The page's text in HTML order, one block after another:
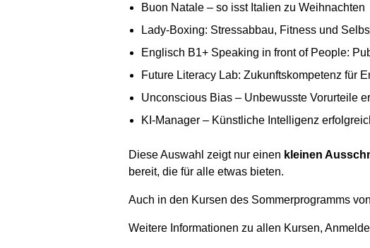
Buon Natale – so isst Italien zu Weihnachten
Lady-Boxing: Stressabbau, Fitness und
Englisch B1+ Speaking in front of People:
Future Literacy Lab: Zukunftskompetenz für
Unconscious Bias – Unbewusste Vorurteile
KI-Manager – Künstliche Intelligenz
Diese Auswahl zeigt nur einen kleinen
bereit, die für alle etwas bieten.
Auch in den Kursen des Sommerprogramms
Weitere Informationen zu allen Kursen,